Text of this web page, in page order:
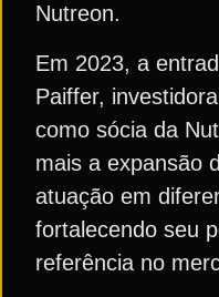
Nutreon.
Em 2023, a
Paiffer,
como sócia da
mais a expansão
atuação em
fortalecendo seu
referência no